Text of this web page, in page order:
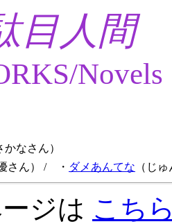
目人間
Novels
かなさん）
さん） / ・ ダメあんてな （じ
ジは こち